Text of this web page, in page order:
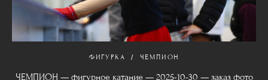
ФИГУРКА ЧЕМПИОН
ЧЕМПИОН — фигурное катание — 2025-10-30 — заказ фото